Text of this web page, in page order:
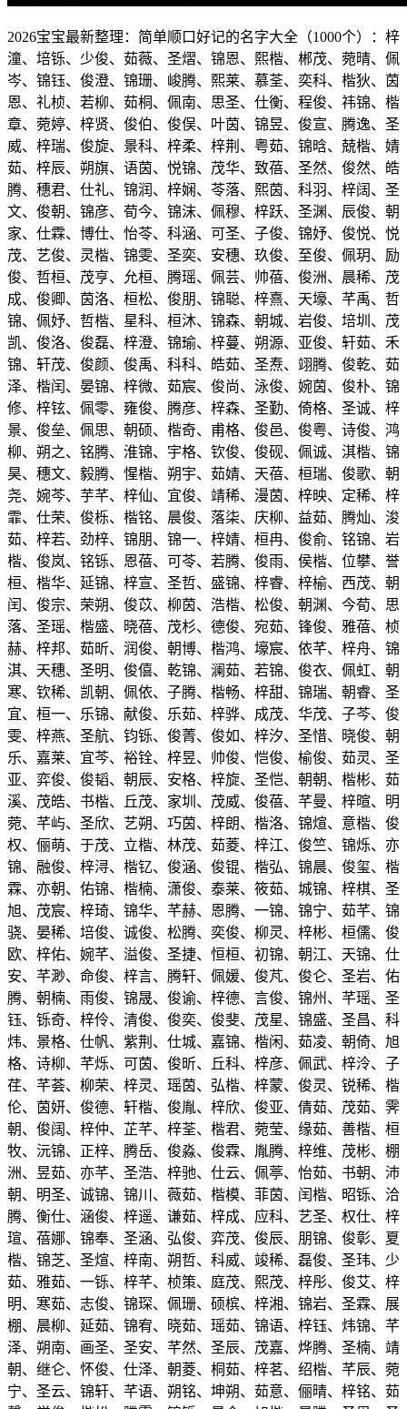
2026宝宝最新整理：简单顺口好记的名字大全（1000个）：梓
潼、培铄、少俊、茹薇、圣熠、锦恩、熙楷、郴茂、菀晴、佩
岑、锦钰、俊澄、锦珊、峻腾、熙莱、慕荃、奕科、楷狄、茵
恩、礼桢、若柳、茹桐、佩南、思圣、仕衡、程俊、祎锦、楷
章、菀婷、梓贤、俊伯、俊俣、叶茵、锦昱、俊宣、腾逸、圣
威、梓瑞、俊旋、景科、梓柔、梓荆、粤茹、锦晗、兢楷、婧
茹、梓辰、朔旗、语茵、悦锦、茂华、致蓓、圣然、俊然、皓
腾、穗君、仕礼、锦润、梓娴、苓落、熙茵、科羽、梓阔、圣
文、俊朝、锦彦、荀今、锦沫、佩穆、梓跃、圣渊、辰俊、朝
家、仕霖、博仕、怡苓、科涵、可圣、子俊、锦妤、俊悦、悦
茂、艺俊、灵楷、锦雯、圣奕、安穗、玖俊、至俊、佩玥、励
俊、哲桓、茂亨、允桓、腾瑶、佩芸、帅蓓、俊洲、晨稀、茂
成、俊卿、茵洛、桓松、俊朋、锦聪、梓熹、天壕、芊禹、哲
锦、佩妤、哲楷、星科、桓沐、锦森、朝城、岩俊、培圳、茂
凯、俊洛、俊磊、梓澄、锦瑜、梓蔓、朔源、亚俊、轩茹、禾
锦、轩茂、俊颜、俊禹、科科、皓茹、圣焘、翊腾、俊乾、茹
泽、楷闰、晏锦、梓微、茹宸、俊尚、泳俊、婉茵、俊朴、锦
修、梓铉、佩零、雍俊、腾彦、梓森、圣勤、倚格、圣诚、梓
景、俊垒、佩思、朝硕、楷奇、甫格、俊邑、俊粤、诗俊、鸿
柳、朔之、铭腾、淮锦、宇格、钦俊、俊砚、佩诚、淇楷、锦
昊、穗文、毅腾、惺楷、朔宇、茹婧、天蓓、桓瑞、俊歌、朝
尧、婉芩、芋芊、梓仙、宜俊、靖稀、漫茵、梓映、定稀、梓
霏、仕荣、俊栎、楷铭、晨俊、落柒、庆柳、益茹、腾灿、浚
茹、梓若、劲梓、锦朋、锦一、梓婧、桓冉、俊俞、铭锦、岩
楷、俊岚、铭铄、恩蓓、可苓、若腾、俊雨、侯楷、位攀、誉
桓、楷华、延锦、梓宣、圣哲、盛锦、梓睿、梓榆、西茂、朝
闰、俊宗、荣朔、俊苡、柳茵、浩楷、松俊、朝渊、今荀、思
落、圣瑶、楷盛、晓蓓、茂杉、德俊、宛茹、锋俊、雅蓓、桢
赫、梓邦、茹昕、润俊、朝博、楷鸿、壕宸、依芊、梓舟、锦
淇、天穗、圣明、俊僖、乾锦、澜茹、若锦、俊衣、佩虹、朝
寒、钦稀、凯朝、佩依、子腾、楷畅、梓甜、锦瑞、朝睿、圣
宜、桓一、乐锦、献俊、乐茹、梓骅、成茂、华茂、子芩、俊
雯、梓燕、圣航、钧铄、俊菁、俊如、梓汐、圣惜、晓俊、朝
乐、嘉莱、宜芩、裕铨、梓昱、帅俊、恺俊、榆俊、茹灵、圣
亚、弈俊、俊韬、朝辰、安格、梓旋、圣恺、朝朝、楷彬、茹
溪、茂皓、书楷、丘茂、家圳、茂威、俊蓓、芊曼、梓暄、明
菀、芊屿、圣欣、艺朔、巧茵、梓朗、楷洛、锦煊、意楷、俊
权、俪萌、于茂、立楷、林茂、茹菱、梓江、俊竺、锦烁、亦
锦、融俊、梓浔、楷钇、俊涵、俊锟、楷弘、锦晨、俊玺、楷
霖、亦朝、佑锦、楷楠、潇俊、泰莱、筱茹、城锦、梓棋、圣
旭、茂宸、梓琦、锦华、芊赫、恩腾、一锦、锦宁、茹芊、锦
骁、晏稀、培俊、诚俊、松腾、奕俊、柳灵、梓彬、桓儒、俊
欧、梓佑、婉芊、溢俊、圣捷、恒桓、初锦、朝江、天锦、仕
安、芊渺、命俊、梓言、腾轩、佩媛、俊芃、俊仑、圣岩、佑
腾、朝楠、雨俊、锦晟、俊谕、梓德、言俊、锦州、芊瑶、圣
钰、铄奇、梓伶、清俊、俊奕、俊斐、茂星、锦盛、圣昌、科
炜、景格、仕帆、紫荆、仕城、嘉锦、楷闲、茹凌、朝倚、旭
格、诗柳、芊烁、可茵、俊昕、丘科、梓彦、佩武、梓泠、子
荏、芊荟、柳荣、梓灵、瑶茵、弘楷、梓蒙、俊灵、锐稀、楷
伦、茵妍、俊德、轩楷、俊胤、梓欣、俊亚、倩茹、茂茹、霁
朝、俊阔、梓仲、芷芊、梓荃、楷君、菀莹、缘茹、善楷、桓
牧、沅锦、正梓、腾岳、俊淼、俊霖、胤腾、梓维、茂彬、棚
洲、昱茹、亦芊、圣浩、梓驰、仕云、佩葶、怡茹、书朝、沛
朝、明圣、诚锦、锦川、薇茹、楷模、菲茵、闰楷、昭铄、洽
腾、衡仕、涵俊、梓遥、谦茹、梓成、应科、艺圣、权仕、梓
瑄、蓓娜、锦奉、圣涵、弘俊、弈茂、俊辰、朋锦、俊彰、夏
楷、锦芝、圣煊、梓南、朔哲、科威、竣稀、磊俊、圣玮、少
茹、雅茹、一铄、梓芊、桢策、庭茂、熙茂、梓彤、俊艾、梓
明、寒茹、志俊、锦琛、佩珊、硕槟、梓湘、锦岩、圣霖、展
棚、晨柳、延茹、锦宥、晓茹、瑶茹、锦语、梓钰、炜锦、芊
泽、朔南、画圣、圣安、芊然、圣辰、茂嘉、烨腾、圣楠、靖
朝、继仑、怀俊、仕泽、朝菱、桐茹、梓茗、绍楷、芊辰、菀
宁、圣云、锦轩、芊语、朔铭、坤朔、茹意、俪晴、梓铭、茹